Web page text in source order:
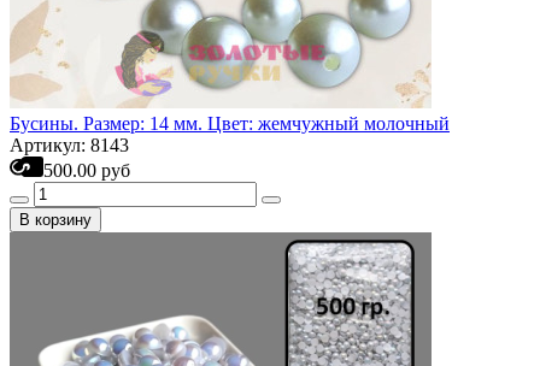
Бусины. Размер: 14 мм. Цвет: жемчужный молочный
Артикул: 8143
500.00 руб
В корзину